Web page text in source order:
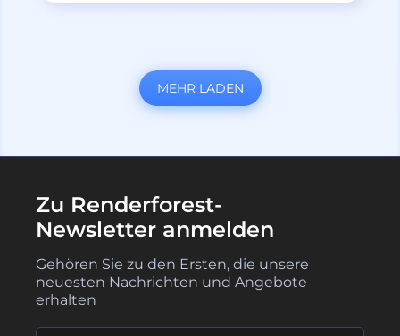
MEHR LADEN
Zu Renderforest-
Newsletter anmelden
Gehören Sie zu den Ersten, die unsere
neuesten Nachrichten und Angebote
erhalten